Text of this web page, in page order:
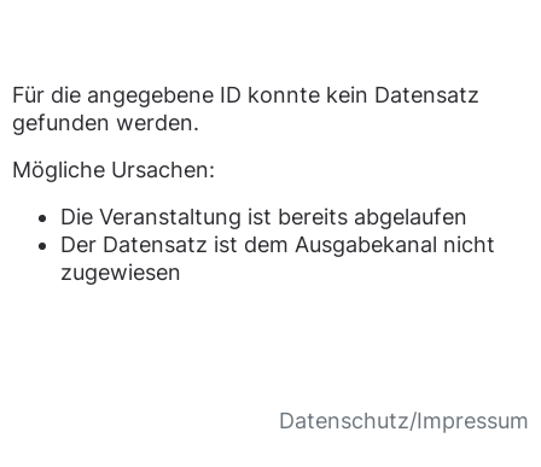
Für die angegebene ID konnte kein Datensatz
gefunden werden.
Mögliche Ursachen:
Die Veranstaltung ist bereits abgelaufen
Der Datensatz ist dem Ausgabekanal nicht
zugewiesen
Datenschutz/Impressum